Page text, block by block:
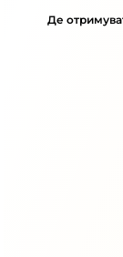
Де